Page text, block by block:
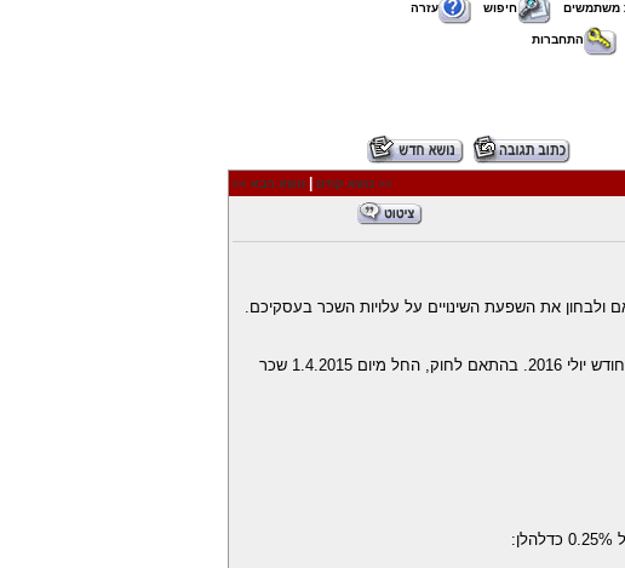
משתמשים חיפוש עזרה
התחברות
<< נושא קודם |נושא הבא >>
ולבחון את השפעת השינויים על עלויות השכר בעסקיכם.
אנו מבקשים להזכירכם כי הפעימה השנייה לעדכון גובה שכר המינימום מתחילה החל מחודש יולי 2016. בהתאם לחוק, החל מיום 1.4.2015 שכר